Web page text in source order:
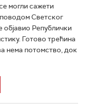
могли сажети
поводом Светског
Републички
Готово трећина
нема потомство, док